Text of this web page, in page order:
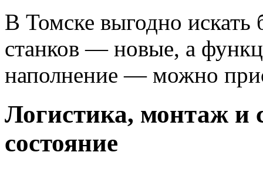
В Томске выгодно искать
станков — новые, а
наполнение — можно
Логистика, монтаж и
состояние